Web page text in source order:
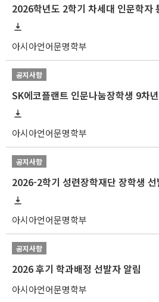
아시아언어문명학부
공지사항
아시아언어문명학부
공지사항
2026-2학기 성련장학재단 장학생
아시아언어문명학부
공지사항
2026 후기 학과배정 선발자 알림
아시아언어문명학부